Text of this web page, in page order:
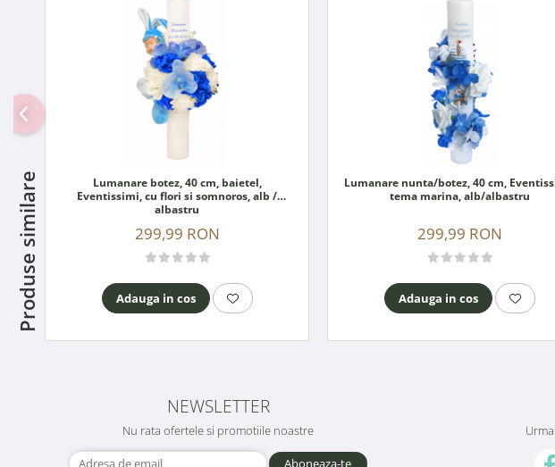
Produse similare
Lumanare botez, 40 cm, baietel,
Eventissimi, cu flori si somnoros, alb /
albastru
299,99 RON
Adauga in cos
Lumanare nunta/botez, 40 cm,
tema marina, alb/albastru
299,99 RON
Adauga in cos
NEWSLETTER
Nu rata ofertele si promotiile noastre